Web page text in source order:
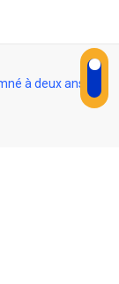
à deux ans